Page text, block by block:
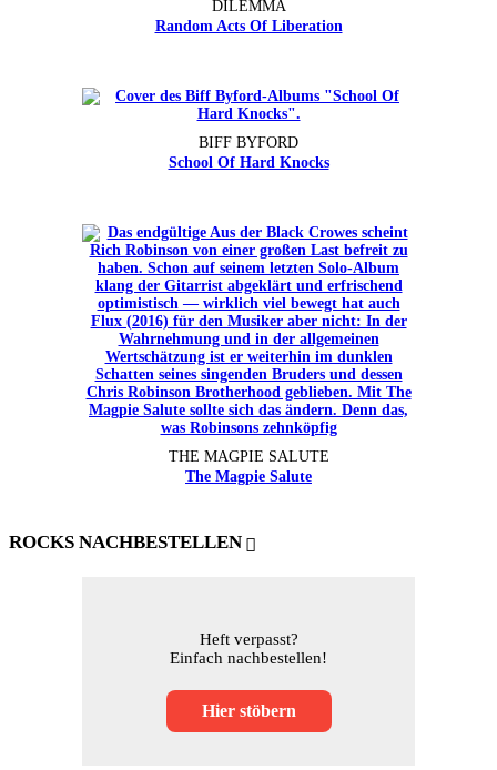
DILEMMA
Random Acts Of Liberation
BIFF BYFORD
School Of Hard Knocks
THE MAGPIE SALUTE
The Magpie Salute
ROCKS NACHBESTELLEN
Heft verpasst?
Einfach nachbestellen!
Hier stöbern